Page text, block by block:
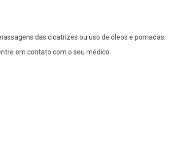
das cicatrizes ou uso de óleos e pomadas.
em contato com o seu médico.